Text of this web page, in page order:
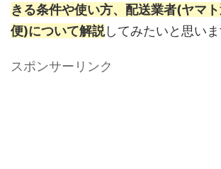
きる条件や使い方、配送業者(ヤマ
便)について解説してみたいと思いま
スポンサーリンク